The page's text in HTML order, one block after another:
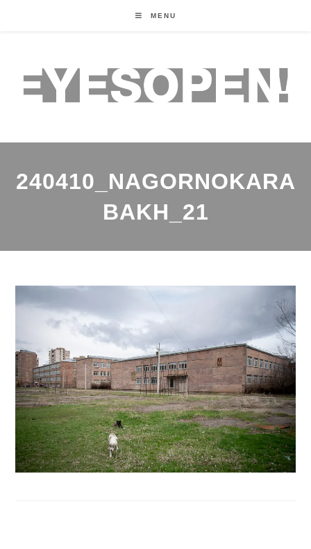
MENU
240410_NAGORNOKARA
BAKH_21